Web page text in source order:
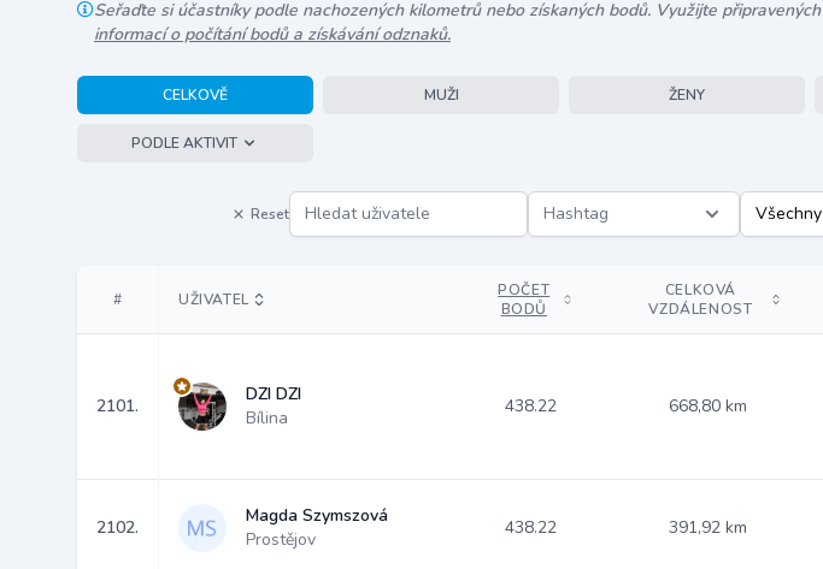
Seřaďte si účastníky podle nachozených kilometrů nebo získaných bodů. Využijte
informací o počítání bodů a získávání odznaků.
CELKOVĚ MUŽI ŽENY
PODLE AKTIVIT
Reset Hashtag
# UŽIVATEL
POČET
BODŮ
CELKOVÁ
VZDÁLENOST
2101.
DZI DZI
Bílina
438.22 668,80 km
2102.
Magda Szymszová
Prostějov
438.22 391,92 km